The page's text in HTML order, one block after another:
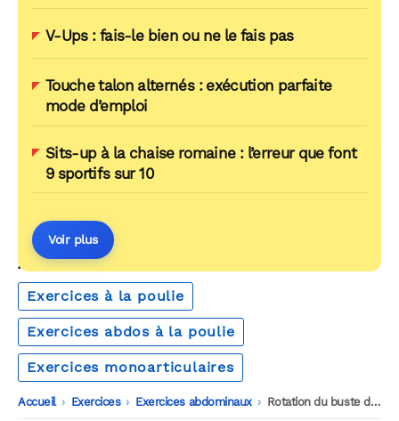
V-Ups : fais-le bien ou ne le fais pas
Touche talon alternés : exécution parfaite
mode d’emploi
Sits-up à la chaise romaine : l’erreur que font
9 sportifs sur 10
Voir plus
AUTOUR DU MÊME THÈME
Exercices à la poulie
Exercices abdos à la poulie
Exercices monoarticulaires
Accueil -
Exercices -
Exercices abdominaux -
Rotation du buste debout à la poulie